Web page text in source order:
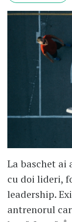
La baschet
cu doi lideri,
leadership.
antrenorul